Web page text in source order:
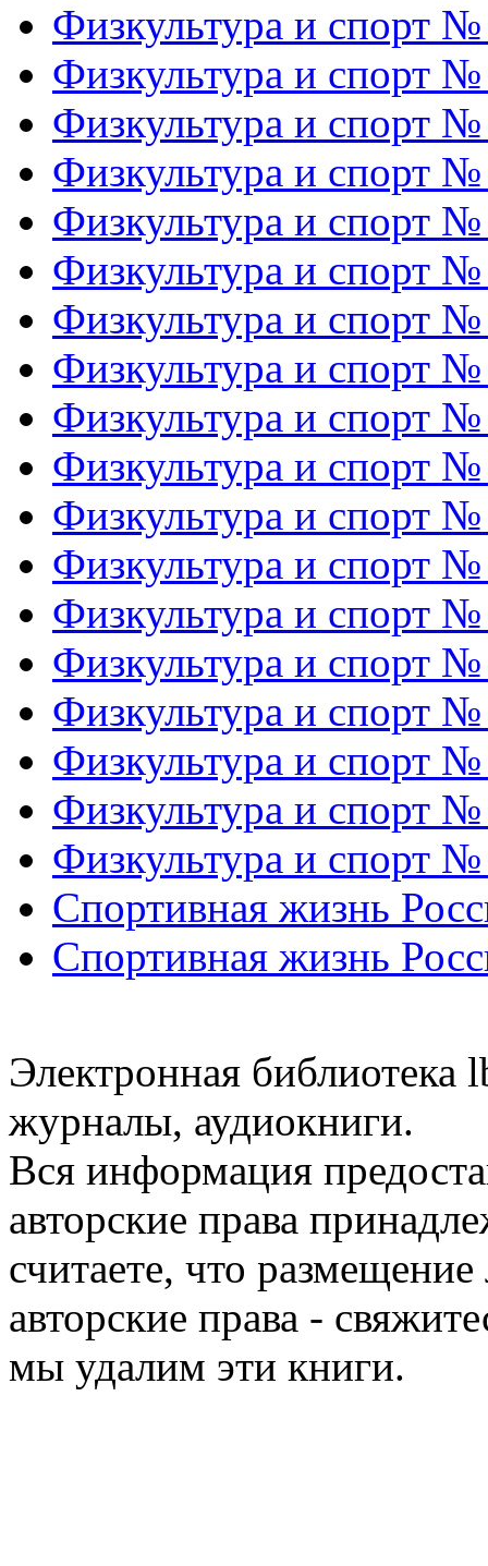
Физкультура и спорт
Физкультура и спорт
Физкультура и спорт
Физкультура и спорт
Физкультура и спорт
Физкультура и спорт
Физкультура и спорт
Физкультура и спорт
Физкультура и спорт
Физкультура и спорт
Физкультура и спорт
Физкультура и спорт
Физкультура и спорт
Физкультура и спорт
Физкультура и спорт
Физкультура и спорт
Физкультура и спорт
Физкультура и спорт
Спортивная жизнь
Спортивная жизнь
Электронная библиотека
журналы, аудиокниги.
Вся информация
авторские права
считаете, что
авторские права -
мы удалим эти книги.